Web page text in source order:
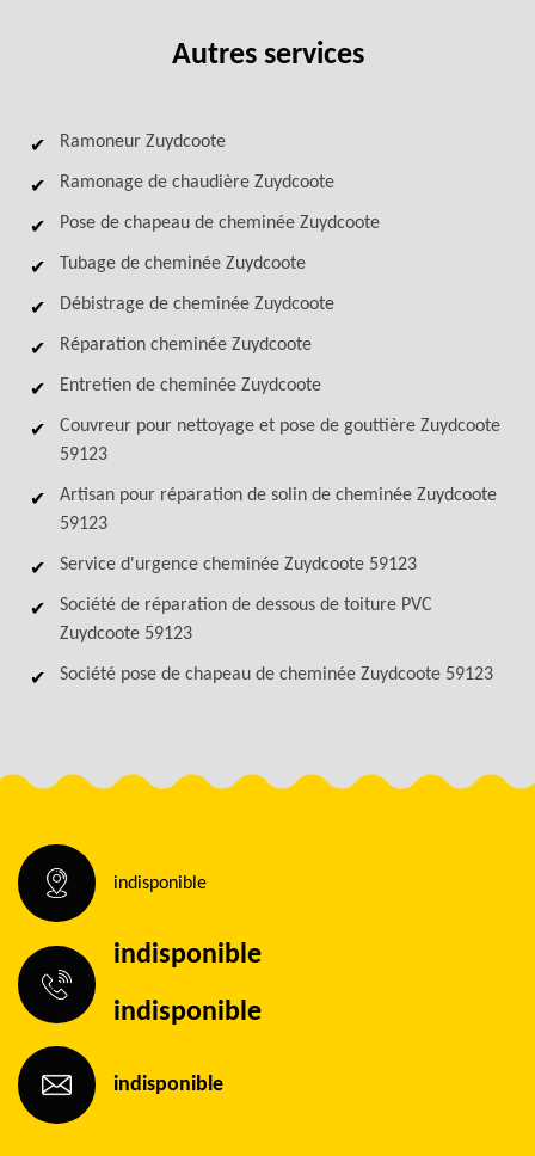
Autres services
Ramoneur Zuydcoote
Ramonage de chaudière Zuydcoote
Pose de chapeau de cheminée Zuydcoote
Tubage de cheminée Zuydcoote
Débistrage de cheminée Zuydcoote
Réparation cheminée Zuydcoote
Entretien de cheminée Zuydcoote
Couvreur pour nettoyage et pose de gouttière Zuydcoote
59123
Artisan pour réparation de solin de cheminée Zuydcoote
59123
Service d'urgence cheminée Zuydcoote 59123
Société de réparation de dessous de toiture PVC
Zuydcoote 59123
Société pose de chapeau de cheminée Zuydcoote 59123
indisponible
indisponible
indisponible
indisponible